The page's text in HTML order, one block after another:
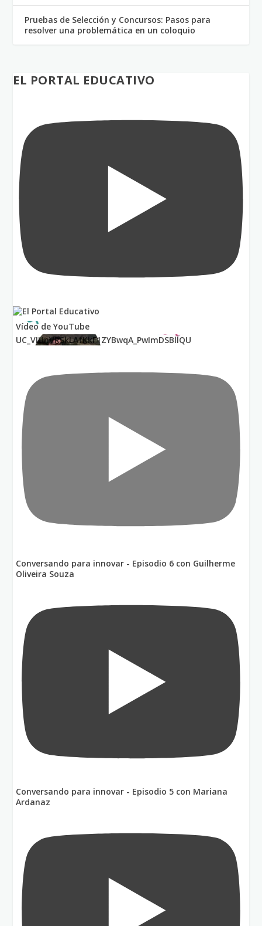
Pruebas de Selección y Concursos: Pasos para
resolver una problemática en un coloquio
EL PORTAL EDUCATIVO
Vídeo de YouTube
UC_VIUnVRSkLAfKkF1ZYBwqA_PwImDSBllQU
Conversando para innovar - Episodio 6 con Guilherme
Oliveira Souza
Conversando para innovar - Episodio 5 con Mariana
Ardanaz